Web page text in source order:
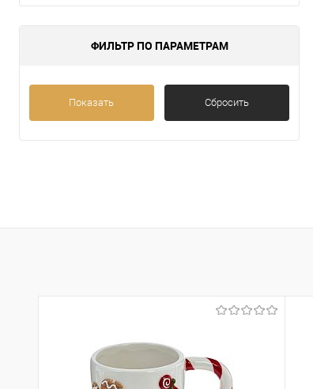
ФИЛЬТР ПО ПАРАМЕТРАМ
Показать Сбросить